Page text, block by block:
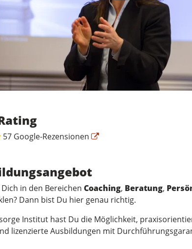
57 Google-Rezensionen
in den Bereichen Coaching, Beratung,
Dann bist Du hier genau richtig.
Institut hast Du die Möglichkeit,
lizenzierte Ausbildungen mit